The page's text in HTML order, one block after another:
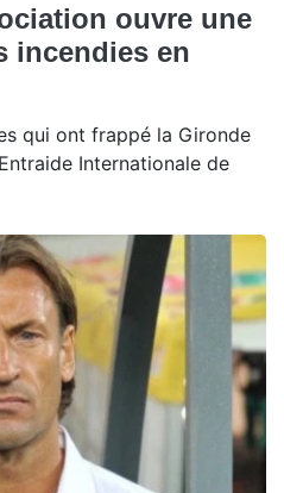
ouvre une
incendies en
qui ont frappé la Gironde
Internationale de